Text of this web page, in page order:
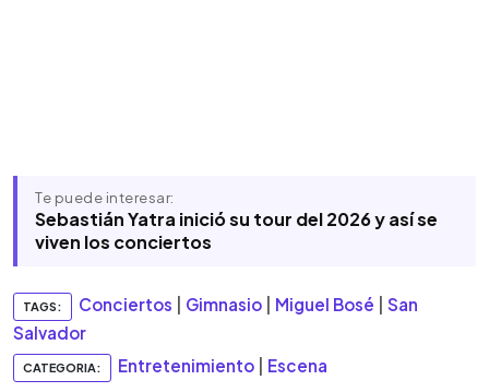
Te puede interesar:
Sebastián Yatra inició su tour del 2026 y así se
viven los conciertos
TAGS: Conciertos Gimnasio Miguel Bosé
San
Salvador
CATEGORIA: Entretenimiento Escena